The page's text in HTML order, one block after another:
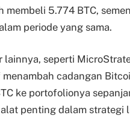
membeli 5.774 BTC,
periode yang sama.
lainnya, seperti
cadangan
ke portofolionya
penting dalam strategi